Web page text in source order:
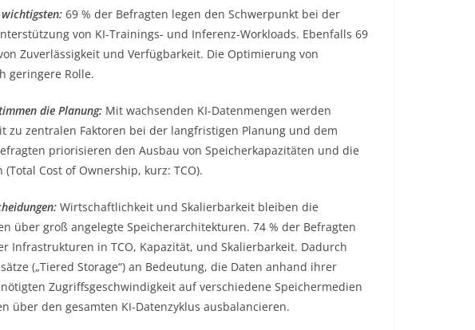
69 % der Befragten legen den Schwerpunkt bei der
von KI-Trainings- und Inferenz-Workloads. Ebenfalls 69
Zuverlässigkeit und Verfügbarkeit. Die Optimierung von
geringere Rolle.
die Planung: Mit wachsenden KI-Datenmengen werden
zu zentralen Faktoren bei der langfristigen Planung und dem
priorisieren den Ausbau von Speicherkapazitäten und die
Cost of Ownership, kurz: TCO).
Wirtschaftlichkeit und Skalierbarkeit bleiben die
über groß angelegte Speicherarchitekturen. 74 % der Befragten
Infrastrukturen in TCO, Kapazität, und Skalierbarkeit. Dadurch
(„Tiered Storage“) an Bedeutung, die Daten anhand ihrer
Zugriffsgeschwindigkeit auf verschiedene Speichermedien
über den gesamten KI-Datenzyklus ausbalancieren.